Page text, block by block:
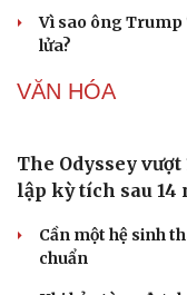
lại tăng
Giá cà phê hôm
Buôn lậu, hàng
QUÂN SỰ -
Tham vọng robot
với “ma trận” 550